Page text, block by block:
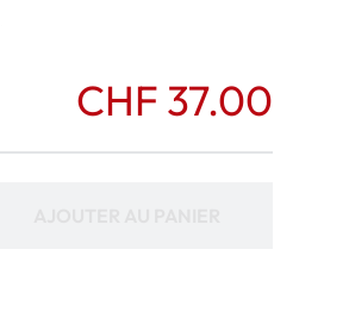
CHF 37.00